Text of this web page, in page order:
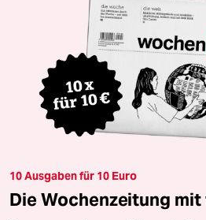
10 Ausgaben für 10 Euro
Die Wochenzeitung